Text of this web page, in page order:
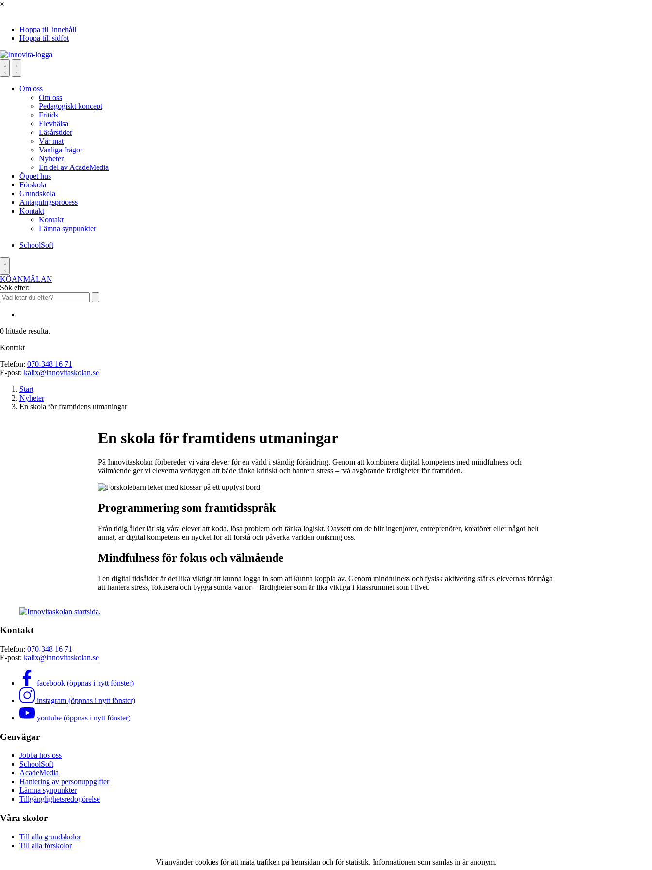
×
Hoppa till innehåll
Hoppa till sidfot
Om oss
Om oss
Pedagogiskt koncept
Fritids
Elevhälsa
Läsårstider
Vår mat
Vanliga frågor
Nyheter
En del av AcadeMedia
Öppet hus
Förskola
Grundskola
Antagningsprocess
Kontakt
Kontakt
Lämna synpunkter
SchoolSoft
KÖANMÄLAN
Sök efter:
0 hittade resultat
Kontakt
Telefon: 070-348 16 71
E-post: kalix@innovitaskolan.se
Start
Nyheter
En skola för framtidens utmaningar
En skola för framtidens utmaningar
På Innovitaskolan förbereder vi våra elever för en värld i ständig förändring. Genom att kombinera digital kompetens med mindfulness och
välmående ger vi eleverna verktygen att både tänka kritiskt och hantera stress – två avgörande färdigheter för framtiden.
Programmering som framtidsspråk
Från tidig ålder lär sig våra elever att koda, lösa problem och tänka logiskt. Oavsett om de blir ingenjörer, entreprenörer, kreatörer eller något helt
annat, är digital kompetens en nyckel för att förstå och påverka världen omkring oss.
Mindfulness för fokus och välmående
I en digital tidsålder är det lika viktigt att kunna logga in som att kunna koppla av. Genom mindfulness och fysisk aktivering stärks elevernas förmåga
att hantera stress, fokusera och bygga sunda vanor – färdigheter som är lika viktiga i klassrummet som i livet.
Kontakt
Telefon: 070-348 16 71
E-post: kalix@innovitaskolan.se
facebook (öppnas i nytt fönster)
instagram (öppnas i nytt fönster)
youtube (öppnas i nytt fönster)
Genvägar
Jobba hos oss
SchoolSoft
AcadeMedia
Hantering av personuppgifter
Lämna synpunkter
Tillgänglighetsredogörelse
Våra skolor
Till alla grundskolor
Till alla förskolor
Vi använder cookies för att mäta trafiken på hemsidan och för statistik. Informationen som samlas in är anonym.